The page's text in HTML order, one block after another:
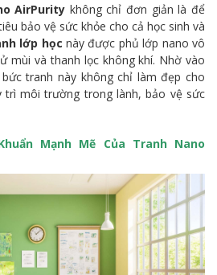
AirPurity không chỉ đơn giản là để
bảo vệ sức khỏe cho cả học sinh và
lớp học này được phủ lớp nano vô
mùi và thanh lọc không khí. Nhờ vào
tranh này không chỉ làm đẹp cho
trì môi trường trong lành, bảo vệ sức
Mạnh Mẽ Của Tranh Nano